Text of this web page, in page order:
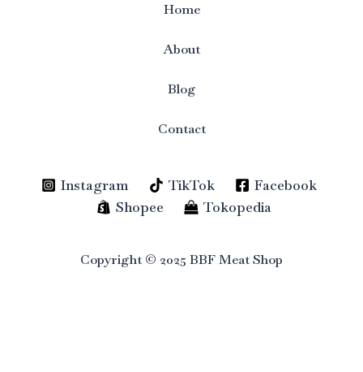
Home
About
Blog
Contact
Instagram TikTok
Facebook
Shopee
Tokopedia
Copyright © 2025 BBF Meat Shop